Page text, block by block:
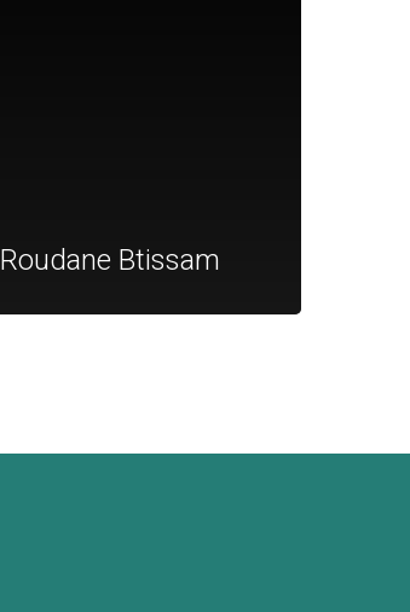
Roudane Btissam